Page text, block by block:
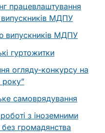
працевлаштування
випускників МДПУ
випускників МДПУ
гуртожитки
огляду-конкурсу на
року”
самоврядування
з іноземними
громадянства